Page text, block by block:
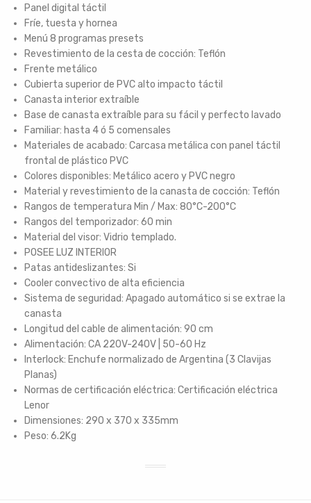
Panel digital táctil
Fríe, tuesta y hornea
Menú 8 programas presets
Revestimiento de la cesta de cocción: Teflón
Frente metálico
Cubierta superior de PVC alto impacto táctil
Canasta interior extraíble
Base de canasta extraíble para su fácil y perfecto lavado
Familiar: hasta 4 ó 5 comensales
Materiales de acabado: Carcasa metálica con panel táctil
frontal de plástico PVC
Colores disponibles: Metálico acero y PVC negro
Material y revestimiento de la canasta de cocción: Teflón
Rangos de temperatura Min / Max: 80°C-200°C
Rangos del temporizador: 60 min
Material del visor: Vidrio templado.
POSEE LUZ INTERIOR
Patas antideslizantes: Si
Cooler convectivo de alta eficiencia
Sistema de seguridad: Apagado automático si se extrae la
canasta
Longitud del cable de alimentación: 90 cm
Alimentación: CA 220V-240V | 50-60 Hz
Interlock: Enchufe normalizado de Argentina (3 Clavijas
Planas)
Normas de certificación eléctrica: Certificación eléctrica
Lenor
Dimensiones: 290 x 370 x 335mm
Peso: 6.2Kg